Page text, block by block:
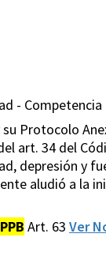
- Competencia
Protocolo
art. 34 del
depresión y
aludió a la
Art. 63 Ver